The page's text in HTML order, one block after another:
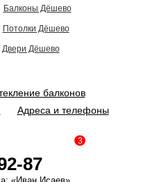
Балконы Дёшево
Потолки Дёшево
Двери Дёшево
балконов
Адреса и телефоны
87
3